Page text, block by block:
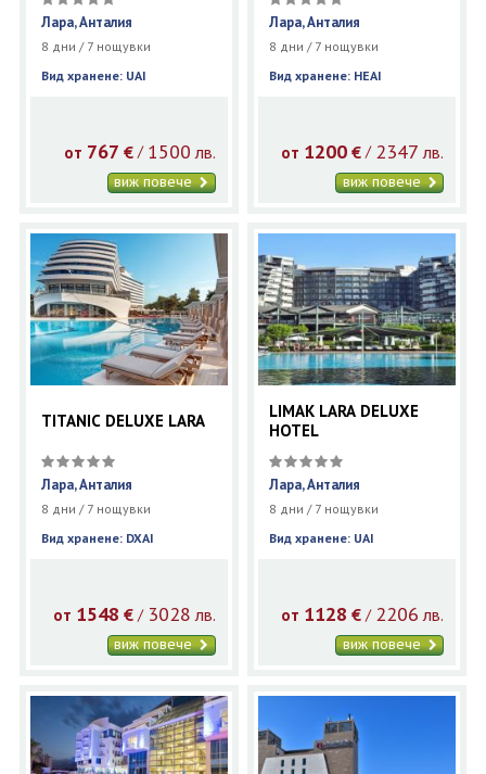
Лара, Анталия
8 дни / 7 нощувки
Вид хранене: UAI
от 767 €/ 1500 лв.
виж повече
Лара, Анталия
8 дни / 7 нощувки
Вид хранене: HEAI
от 1200 € / 2347 лв.
виж повече
TITANIC DELUXE LARA
Лара, Анталия
8 дни / 7 нощувки
Вид хранене: DXAI
от 1548 €/ 3028 лв.
виж повече
LIMAK LARA DELUXE
HOTEL
Лара, Анталия
8 дни / 7 нощувки
Вид хранене: UAI
от 1128 € / 2206 лв.
виж повече